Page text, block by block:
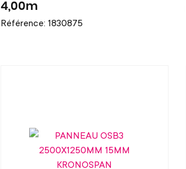
4,00m
Référence: 1830875